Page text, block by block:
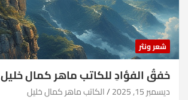
شعر ونثر
خفقُ الفؤادِ للكاتب ماهر كمال خليل
ديسمبر 15, 2025 الكاتب ماهر كمال خليل